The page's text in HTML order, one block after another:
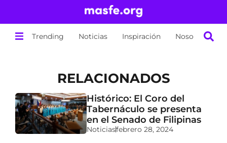
Trending Noticias Inspiración Nosotros
RELACIONADOS
Histórico: El Coro del
Tabernáculo se presenta
en el Senado de Filipinas
Noticiasfebrero 28, 2024